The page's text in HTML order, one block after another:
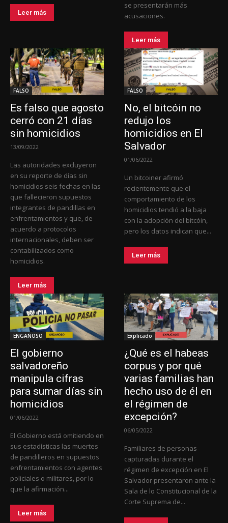
Leer más
se presentarán más
acusaciones.
Leer más
FALSO
Es falso que agosto
cerró con 21 días
sin homicidios
13/09/2022
Las autoridades excluyeron
en su reporte de días sin
homicidios seis fechas en las
que fallecieron supuestos
integrantes de pandillas en
enfrentamientos y que, de
acuerdo a protocolos
internacionales, deben ser
contabilizados como
homicidios.
Leer más
FALSO
No, el bitcóin no
redujo los
homicidios en El
Salvador
01/06/2022
Un bitcoiner afirmó
recientemente que el
comportamiento de los
homicidios tendió a la baja
con la adopción del bitcóin,
pero los datos indican que...
Leer más
ENGAÑOSO
El gobierno
salvadoreño
manipula cifras
para sumar días sin
homicidios
01/06/2022
El Gobierno está omitiendo en
sus estadísticas las muertes
de pandilleros en supuestos
enfrentamientos con agentes
policiales o militares, por lo
que la afirmación...
Leer más
Explicado
¿Qué es el habeas
corpus y por qué
varias familias han
hecho uso de él en
el régimen de
excepción?
06/05/2022
Familiares de personas
capturadas durante el
régimen de excepción en El
Salvador presentaron ante la
Sala de lo Constitucional de la
Corte Suprema de...